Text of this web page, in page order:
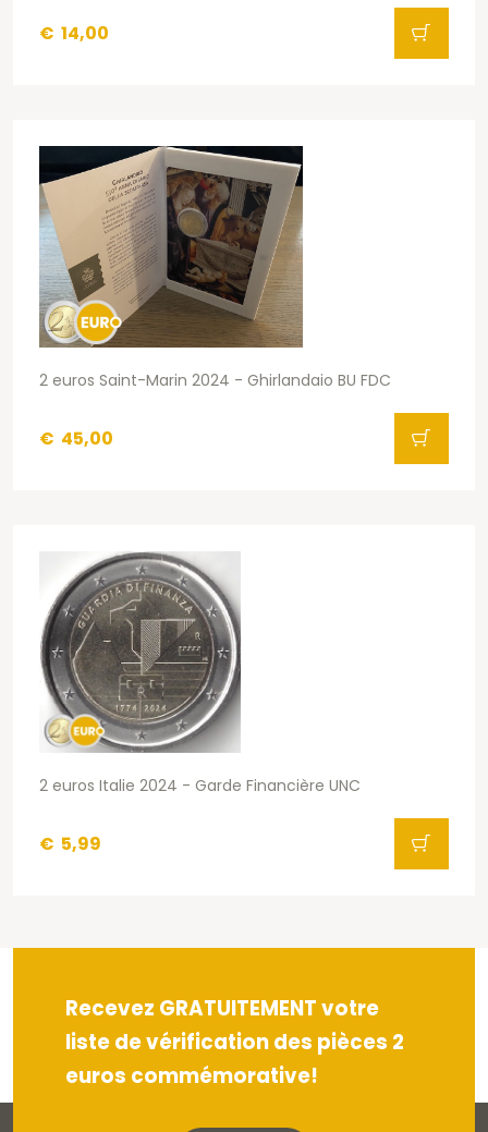
€ 14,00
2 euros Saint-Marin 2024 - Ghirlandaio BU FDC
€ 45,00
2 euros Italie 2024 - Garde Financière UNC
€ 5,99
Recevez GRATUITEMENT votre
liste de vérification des pièces 2
euros commémorative!